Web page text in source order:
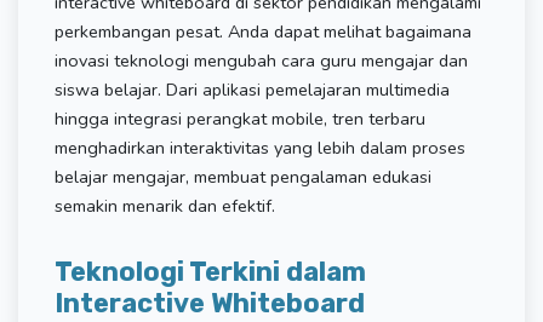
perkembangan pesat. Anda dapat melihat bagaimana
inovasi teknologi mengubah cara guru mengajar dan
siswa belajar. Dari aplikasi pemelajaran multimedia
hingga integrasi perangkat mobile, tren terbaru
menghadirkan interaktivitas yang lebih dalam proses
belajar mengajar, membuat pengalaman edukasi
semakin menarik dan efektif.
Teknologi Terkini dalam
Interactive Whiteboard